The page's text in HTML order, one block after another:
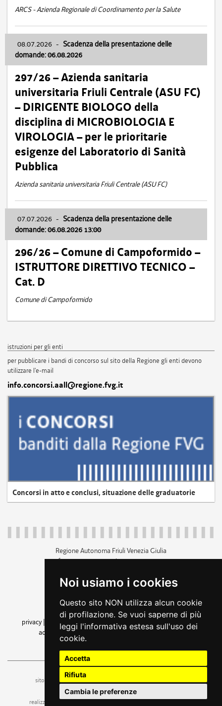
Noi usiamo i cookies
Questo sito NON utilizza alcun cookie
di profilazione. Se vuoi saperne di più
leggi l'informativa estesa sull'uso dei
cookie.
Accetta
Rifiuta
Cambia le preferenze
ARCS - Azienda Regionale di Coordinamento per la Salute
08.07.2026 - Scadenza della presentazione delle
domande: 06.08.2026
297/26 – Azienda sanitaria
universitaria Friuli Centrale (ASU FC)
– DIRIGENTE BIOLOGO della
disciplina di MICROBIOLOGIA E
VIROLOGIA – per le prioritarie
esigenze del Laboratorio di Sanità
Pubblica
Azienda sanitaria universitaria Friuli Centrale (ASU FC)
07.07.2026 - Scadenza della presentazione delle
domande: 06.08.2026 13:00
296/26 – Comune di Campoformido –
ISTRUTTORE DIRETTIVO TECNICO –
Cat. D
Comune di Campoformido
istruzioni per gli enti
per pubblicare i bandi di concorso sul sito della Regione gli enti devono
utilizzare l'e-mail
info.concorsi.aall@regione.fvg.it
Concorsi in atto e conclusi, situazione delle graduatorie
Regione Autonoma Friuli Venezia Giulia
c.f. 80014930327; p.iva 00526040324
+39 040 3771111
amministrazione trasparente
privacy
cookie |note legali accessibilità
dichiarazione di
accessibilità| feedback
cambio preferenze cookie
sito a cura dell'ufficio stampa e comunicazione
realizzazione